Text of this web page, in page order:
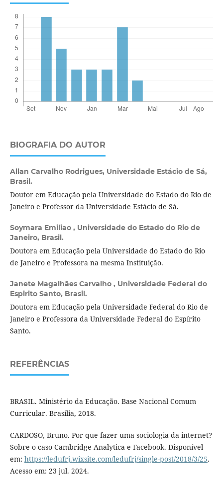
BIOGRAFIA DO AUTOR
Allan Carvalho Rodrigues, Universidade Estácio de Sá,
Brasil.
Doutor em Educação pela Universidade do Estado do Rio de
Janeiro e Professor da Universidade Estácio de Sá.
Soymara Emiliao , Universidade do Estado do Rio de
Janeiro, Brasil.
Doutora em Educação pela Universidade do Estado do Rio
de Janeiro e Professora na mesma Instituição.
Janete Magalhães Carvalho , Universidade Federal do
Espirito Santo, Brasil.
Doutora em Educação pela Universidade Federal do Rio de
Janeiro e Professora da Universidade Federal do Espírito
Santo.
REFERÊNCIAS
BRASIL. Ministério da Educação. Base Nacional Comum
Curricular. Brasília, 2018.
CARDOSO, Bruno. Por que fazer uma sociologia da internet?
Sobre o caso Cambridge Analytica e Facebook. Disponível
em: https://ledufrj.wixsite.com/ledufrj/single-post/2018/3/25.
Acesso em: 23 jul. 2024.